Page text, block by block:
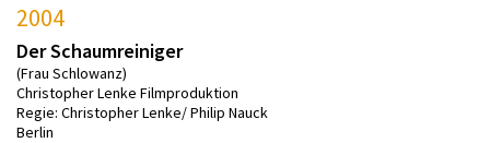
2004
Der Schaumreiniger
(Frau Schlowanz)
Christopher Lenke Filmproduktion
Regie: Christopher Lenke/ Philip Nauck
Berlin